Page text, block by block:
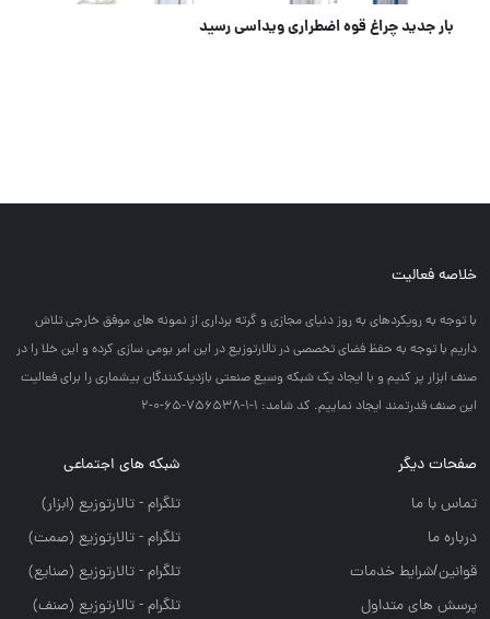
بار جدید چراغ قوه اضطراری ویداسی رسید
خلاصه فعالیت
با توجه به رويكردهاي به روز دنياي مجازي و گرته برداري از نمونه هاي موفق خارجي تلاش
داريم با توجه به حفظ فضاي تخصصي در تالارتوزيع در اين امر بومي سازي كرده و اين خلا را در
صنف ابزار پر كنيم و با ايجاد يك شبكه وسيع صنعتي بازديدكنندگان بيشماري را براي فعاليت
اين صنف قدرتمند ايجاد نماييم. کد شامد: 1-1-756538-65-0-2
صفحات دیگر
تماس با ما
درباره ما
قوانین/شرایط خدمات
پرسش های متداول
شبکه های اجتماعی
تلگرام - تالارتوزيع (ابزار)
تلگرام - تالارتوزيع (صمت)
تلگرام - تالارتوزيع (صنايع)
تلگرام - تالارتوزیع (صنف)